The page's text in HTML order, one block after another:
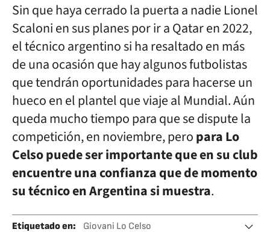
Sin que haya cerrado la puerta a nadie Lionel
Scaloni en sus planes por ir a Qatar en 2022,
el técnico argentino si ha resaltado en más
de una ocasión que hay algunos futbolistas
que tendrán oportunidades para hacerse un
hueco en el plantel que viaje al Mundial. Aún
queda mucho tiempo para que se dispute la
competición, en noviembre, peropara Lo
Celso puede ser importante que en su club
encuentre una confianza que de momento
su técnico en Argentina si muestra.
Etiquetado en:
Giovani Lo Celso